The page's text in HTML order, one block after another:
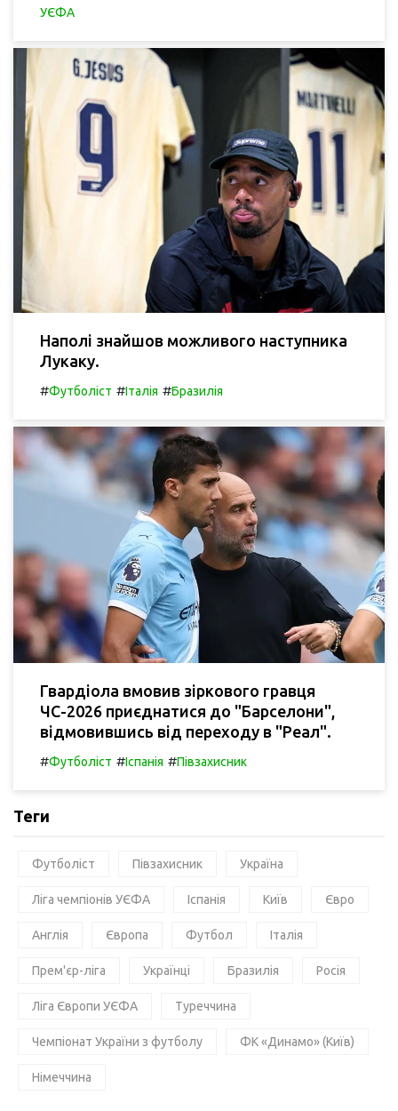
УЄФА
Наполі знайшов можливого наступника
Лукаку.
#Футболіст #Італія #Бразилія
Гвардіола вмовив зіркового гравця
ЧС-2026 приєднатися до "Барселони",
відмовившись від переходу в "Реал".
#Футболіст #Іспанія #Півзахисник
Теги
Футболіст Півзахисник Україна
Ліга чемпіонів УЄФА Іспанія Київ Євро
Англія Європа Футбол Італія
Прем'єр-ліга Українці Бразилія Росія
Ліга Європи УЄФА Туреччина
Чемпіонат України з футболу ФК «Динамо» (Київ)
Німеччина